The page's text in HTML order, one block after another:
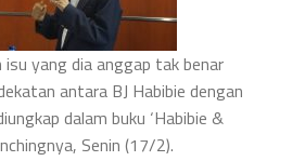
yang dia anggap tak benar
antara BJ Habibie dengan
dalam buku ‘Habibie &
Senin (17/2).